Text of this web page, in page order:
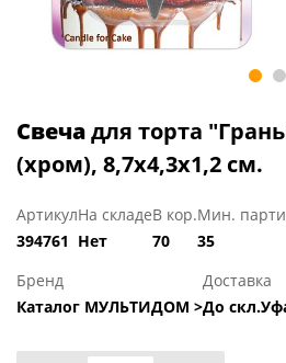
Свечадля торта
(хром), 8,7х4,3х1,2 см.
Артикул
394761
На складе
Нет
В кор.
70
Мин.
35
Бренд
Каталог МУЛЬТИДОМ >
Доставка
До